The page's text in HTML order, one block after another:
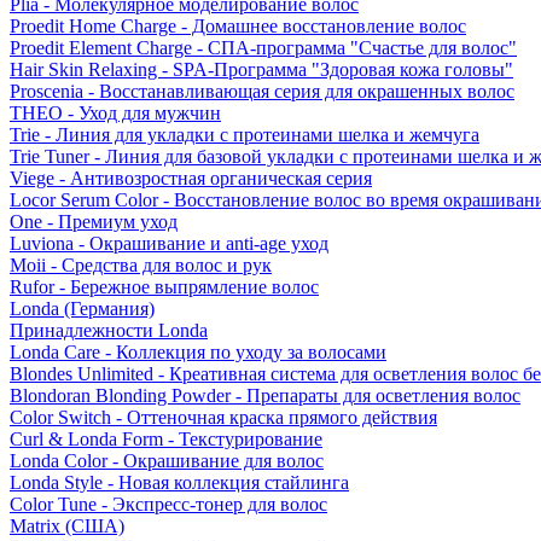
Plia - Молекулярное моделирование волос
Proedit Home Charge - Домашнее восстановление волос
Proedit Element Charge - СПА-программа "Счастье для волос"
Hair Skin Relaxing - SPA-Программа "Здоровая кожа головы"
Proscenia - Восстанавливающая серия для окрашенных волос
THEO - Уход для мужчин
Trie - Линия для укладки с протеинами шелка и жемчуга
Trie Tuner - Линия для базовой укладки с протеинами шелка и
Viege - Антивозростная органическая серия
Locor Serum Color - Восстановление волос во время
One - Премиум уход
Luviona - Окрашивание и anti-age уход
Moii - Средства для волос и рук
Rufor - Бережное выпрямление волос
Londa (Германия)
Принадлежности Londa
Londa Care - Коллекция по уходу за волосами
Blondes Unlimited - Креативная система для осветления волос
Blondoran Blonding Powder - Препараты для осветления волос
Color Switch - Оттеночная краска прямого действия
Curl & Londa Form - Текстурирование
Londa Color - Окрашивание для волос
Londa Style - Новая коллекция стайлинга
Color Tune - Экспресс-тонер для волос
Matrix (США)